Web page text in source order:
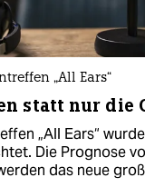
„All Ears“
statt nur die
„All Ears“
Die Prognose
das neue